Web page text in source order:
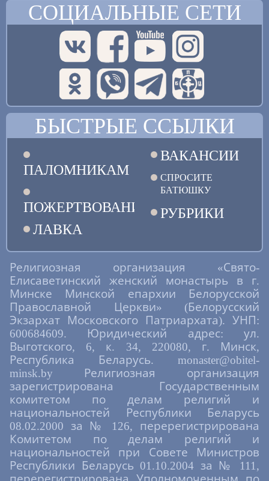
СОЦИАЛЬНЫЕ СЕТИ
БЫСТРЫЕ ССЫЛКИ
ПАЛОМНИКАМ
ПОЖЕРТВОВАНИЯ
ЛАВКА
ВАКАНСИИ
СПРОСИТЕ
БАТЮШКУ
РУБРИКИ
Религиозная организация «Свято-
Елисаветинский женский монастырь в г.
Минске Минской епархии Белорусской
Православной Церкви» (Белорусский
Экзархат Московского Патриархата). УНП:
600684609. Юридический адрес: ул.
Выготского, 6, к. 34, 220080, г. Минск,
Республика Беларусь. monaster@obitel-
minsk.by Религиозная организация
зарегистрирована Государственным
комитетом по делам религий и
национальностей Республики Беларусь
08.02.2000 за № 126, перерегистрирована
Комитетом по делам религий и
национальностей при Совете Министров
Республики Беларусь 01.10.2004 за № 111,